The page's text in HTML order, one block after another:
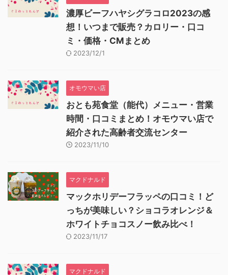
濃厚ビーフハヤシグラコロ2023の感
想！いつまで販売？カロリー・口コ
ミ・価格・CMまとめ
2023/12/1
オモウマい店
おとも苑食堂（能代）メニュー・営業
時間・口コミまとめ！オモウマい店で
紹介された高齢者交流センター
2023/11/10
マクドナルド
マックホリデーフラッペの口コミ！ど
っちが美味しい？ショコラオレンジ＆
ホワイトチョコスノー飲み比べ！
2023/11/17
マクドナルド